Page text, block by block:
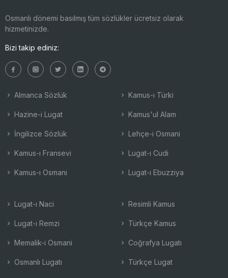
Osmanlı dönemi basılmış tüm sözlükler ücretsiz olarak
hizmetinizde.
Bizi takip ediniz:
Almanca Sözlük
Hazine-i Lugat
İngilizce Sözlük
Kamus-ı Fransevi
Kamus-ı Osmani
Kamus-ı Türki
Kamus'ul Alam
Lehçe-i Osmani
Lugat-ı Cudi
Lugat-ı Ebuzziya
Lugat-ı Naci
Lugat-ı Remzi
Memalik-i Osmani
Osmanlı Lugatı
Resimli Kamus
Türkçe Kamus
Coğrafya Lugatı
Türkçe Lugat